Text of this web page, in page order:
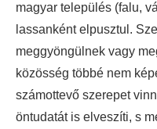
magyar település (falu,
lassanként elpusztul.
meggyöngülnek vagy
közösség többé nem
számottevő szerepet
öntudatát is elveszíti, s